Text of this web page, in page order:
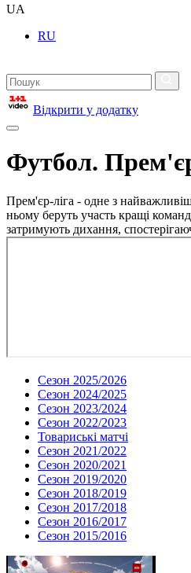
UA
RU
Відкрити у додатку
Футбол.
Прем'єр-ліга - одне з
ньому беруть участь кращі
затримують дихання,
Сезон 2025/2026
Сезон 2024/2025
Сезон 2023/2024
Сезон 2022/2023
Товариські матчі
Сезон 2021/2022
Сезон 2020/2021
Сезон 2019/2020
Сезон 2018/2019
Сезон 2017/2018
Сезон 2016/2017
Сезон 2015/2016